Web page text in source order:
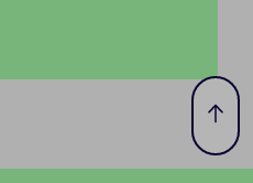
Zum